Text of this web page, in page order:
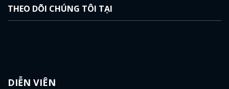
THEO DÕI CHÚNG TÔI TẠI
DIỄN VIÊN